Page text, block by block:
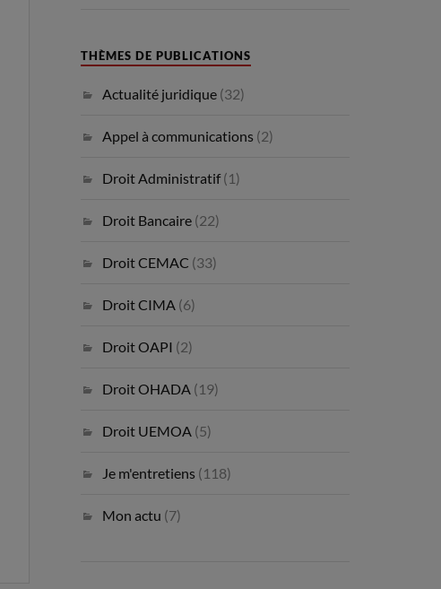
THÈMES DE PUBLICATIONS
Actualité juridique (32)
Appel à communications (2)
Droit Administratif(1)
Droit Bancaire (22)
Droit CEMAC (33)
Droit CIMA (6)
Droit OAPI (2)
Droit OHADA (19)
Droit UEMOA (5)
Je m'entretiens (118)
Mon actu (7)